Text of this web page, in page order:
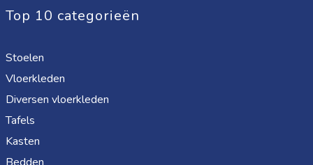
Top 10 categorieën
Stoelen
Vloerkleden
Diversen vloerkleden
Tafels
Kasten